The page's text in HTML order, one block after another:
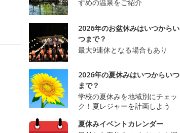
すめの温泉をご紹介
2026年のお盆休みはいつからい
つまで？
最大9連休となる場合もあり
2026年の夏休みはいつからいつ
まで？
学校の夏休みを地域別にチェッ
ク！夏レジャーを計画しよう
夏休みイベントカレンダー